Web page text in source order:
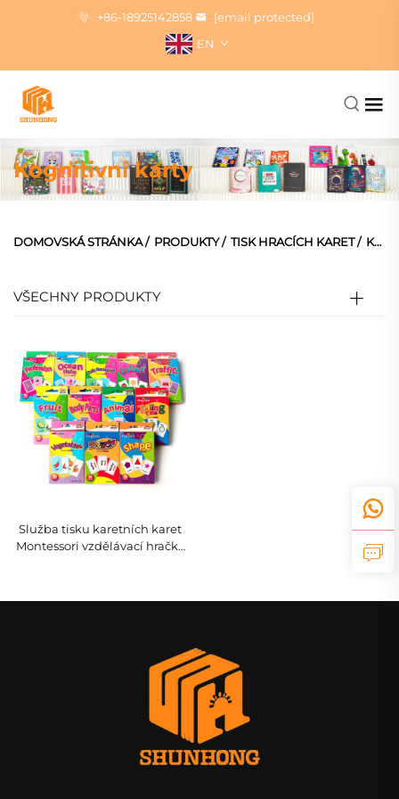
+86-18925142858
[email protected]
EN
Kognitivní karty
DOMOVSKÁ STRÁNKA/ PRODUKTY/ TISK HRACÍCH KARET/ KOGNITIVNÍ FLASH KARTY
VŠECHNY PRODUKTY
Služba tisku karetních karet
Montessori vzdělávací hračky